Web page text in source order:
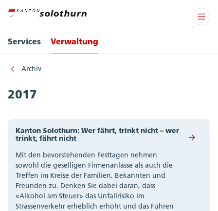
Services Verwaltung
Archiv
2017
Kanton Solothurn: Wer fährt, trinkt nicht – wer
trinkt, fährt nicht
Mit den bevorstehenden Festtagen nehmen
sowohl die geselligen Firmenanlässe als auch die
Treffen im Kreise der Familien, Bekannten und
Freunden zu. Denken Sie dabei daran, dass
«Alkohol am Steuer» das Unfallrisiko im
Strassenverkehr erheblich erhöht und das Führen